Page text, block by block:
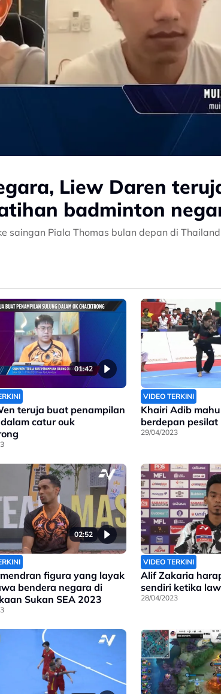
Liew Daren
badminton
saingan Piala Thomas bulan depan di Thailand
01:42
teruja buat penampilan
catur ouk
VIDEO TERKINI
Khairi Adib
berdepan pesilat
29/04/2023
02:52
figura yang layak
bendera negara di
Sukan SEA 2023
VIDEO TERKINI
Alif Zakaria
sendiri ketika
28/04/2023